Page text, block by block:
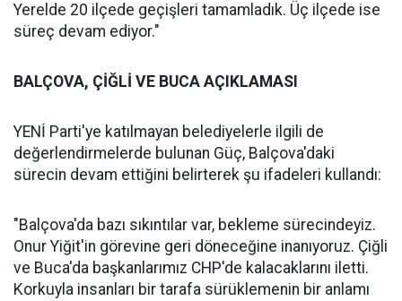
Yerelde 20 ilçede geçişleri tamamladık. Üç ilçede ise
süreç devam ediyor."
BALÇOVA, ÇİĞLİ VE BUCA AÇIKLAMASI
YENİ Parti'ye katılmayan belediyelerle ilgili de
değerlendirmelerde bulunan Güç, Balçova'daki
sürecin devam ettiğini belirterek şu ifadeleri kullandı:
"Balçova'da bazı sıkıntılar var, bekleme sürecindeyiz.
Onur Yiğit'in görevine geri döneceğine inanıyoruz. Çiğli
ve Buca'da başkanlarımız CHP'de kalacaklarını iletti.
Korkuyla insanları bir tarafa sürüklemenin bir anlamı